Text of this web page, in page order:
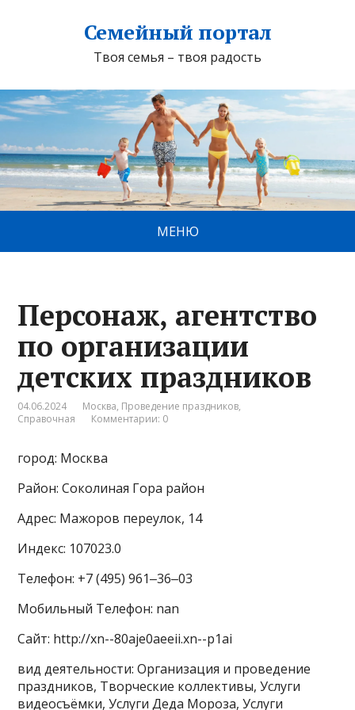
Семейный портал
Твоя семья – твоя радость
МЕНЮ
Персонаж, агентство
по организации
детских праздников
04.06.2024 Москва, Проведение праздников,
Справочная
Комментарии: 0
город: Москва
Район: Соколиная Гора район
Адрес: Мажоров переулок, 14
Индекс: 107023.0
Телефон: +7 (495) 961‒36‒03
Мобильный Телефон: nan
Сайт: http://xn--80aje0aeeii.xn--p1ai
вид деятельности: Организация и проведение
праздников, Творческие коллективы, Услуги
видеосъёмки, Услуги Деда Мороза, Услуги